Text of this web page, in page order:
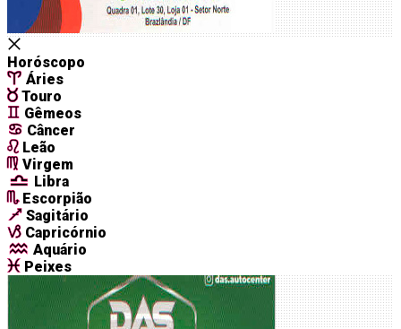
Horóscopo
Áries
Touro
Gêmeos
Câncer
Leão
Virgem
Libra
Escorpião
Sagitário
Capricórnio
Aquário
Peixes